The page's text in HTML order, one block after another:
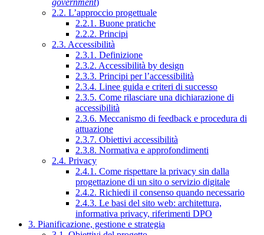
government)
2.2. L’approccio progettuale
2.2.1. Buone pratiche
2.2.2. Principi
2.3. Accessibilità
2.3.1. Definizione
2.3.2. Accessibilità by design
2.3.3. Principi per l’accessibilità
2.3.4. Linee guida e criteri di successo
2.3.5. Come rilasciare una dichiarazione di
accessibilità
2.3.6. Meccanismo di feedback e procedura di
attuazione
2.3.7. Obiettivi accessibilità
2.3.8. Normativa e approfondimenti
2.4. Privacy
2.4.1. Come rispettare la privacy sin dalla
progettazione di un sito o servizio digitale
2.4.2. Richiedi il consenso quando necessario
2.4.3. Le basi del sito web: architettura,
informativa privacy, riferimenti DPO
3. Pianificazione, gestione e strategia